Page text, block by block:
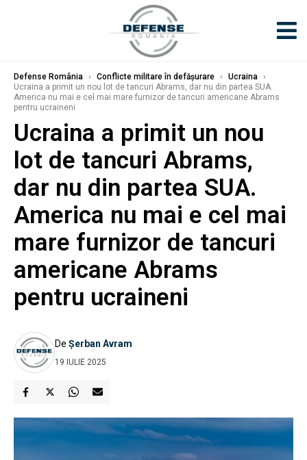
Defense România › Conflicte militare în defășurare › Ucraina ›
Ucraina a primit un nou lot de tancuri Abrams, dar nu din partea SUA.
America nu mai e cel mai mare furnizor de tancuri americane Abrams
pentru ucraineni
Ucraina a primit un nou
lot de tancuri Abrams,
dar nu din partea SUA.
America nu mai e cel mai
mare furnizor de tancuri
americane Abrams
pentru ucraineni
De Șerban Avram
19 IULIE 2025